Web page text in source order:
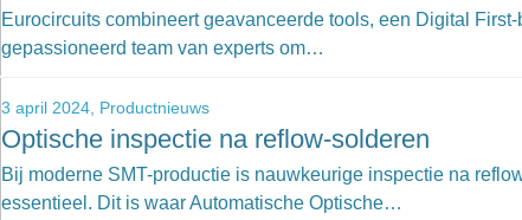
Eurocircuits combineert geavanceerde tools, een Digital
gepassioneerd team van experts om…
3 april 2024, Productnieuws
Optische inspectie na reflow-solderen
Bij moderne SMT-productie is nauwkeurige inspectie na
essentieel. Dit is waar Automatische Optische…